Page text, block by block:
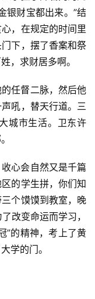
银财宝都出来。”结
，在规定的时间里
下，摆了香案和祭
，求财居多啊。
任督二脉，然后他
吼，替天行道。三
城市生活。卫东许
心会自然又是千篇
的学生拼，你们知
个馍馍到教室，晚
改变命运而学习，
”的精神，考上了黄
学的门。